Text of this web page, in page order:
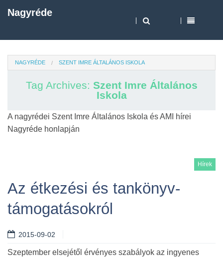
Nagyréde
NAGYRÉDE SZENT IMRE ÁLTALÁNOS ISKOLA
Tag Archives: Szent Imre Általános
Iskola
A nagyrédei Szent Imre Általános Iskola és AMI hírei
Nagyréde honlapján
Hírek
Az étkezési és tankönyv-
támogatásokról
2015-09-02
Szeptember elsejétől érvényes szabályok az ingyenes